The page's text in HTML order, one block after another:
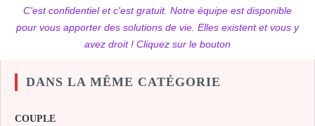
C'est confidentiel et c'est gratuit. Notre équipe est disponible
pour vous apporter des solutions de vie. Elles existent et vous y
avez droit ! Cliquez sur le bouton
DANS LA MÊME CATÉGORIE
COUPLE